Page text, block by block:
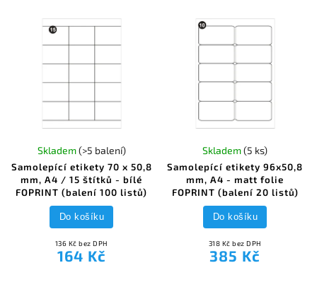
Samolepící etikety 70 x 50,8
mm, A4 / 15 štítků - bílé
FOPRINT (balení 100 listů)
Skladem(>5 balení)
136 Kč bez DPH
164 Kč
Do košíku
Samolepící etikety 96x50,8
mm, A4 - matt folie
FOPRINT (balení 20 listů)
Skladem(5 ks)
318 Kč bez DPH
385 Kč
Do košíku